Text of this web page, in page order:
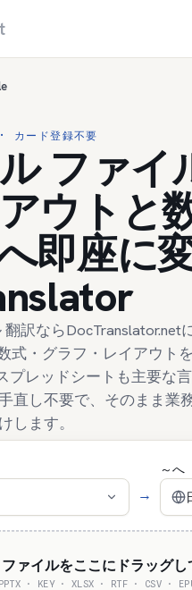
カード登録不要
ファイ
ウトと
即座に
訳ならDocTranslator.net
式・グラフ・レイアウト
プレッドシートも主要な
直し不要で、そのまま業
します。
→
～へ
ファイルをここにドラッグ
· KEY · XLSX · RTF · CSV ·